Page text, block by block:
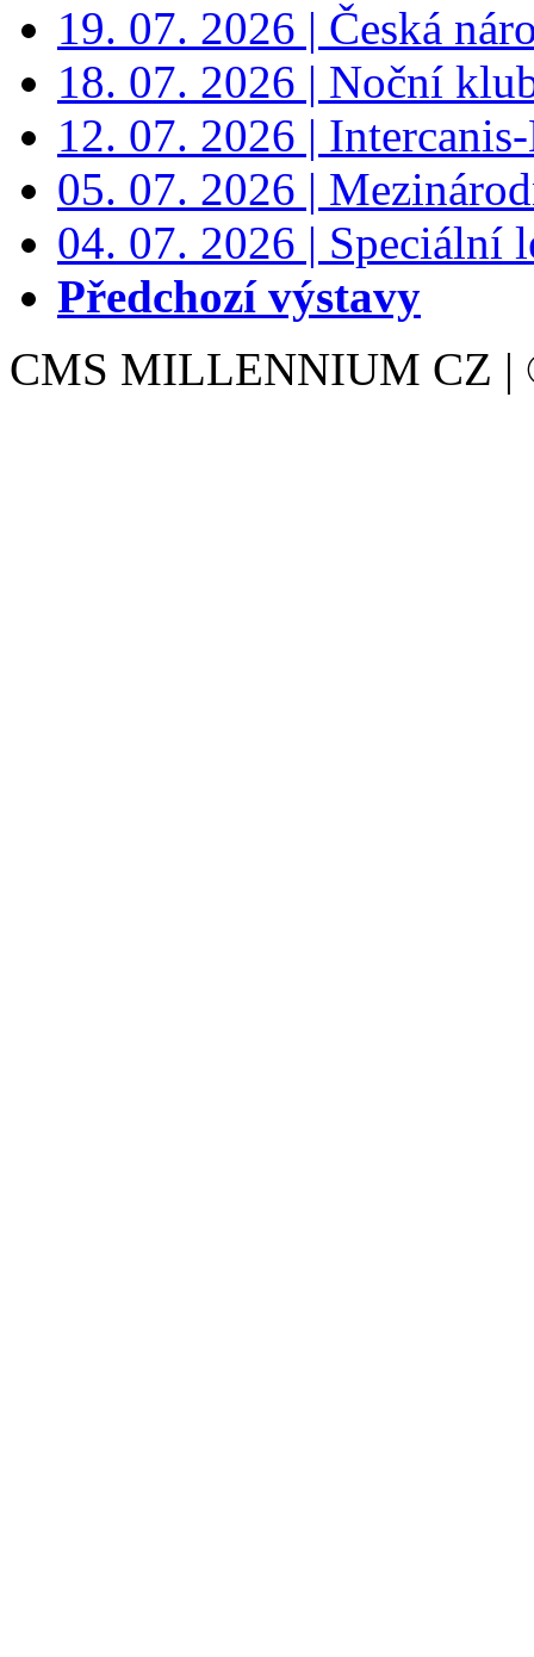
19. 07. 2026 | Česká
18. 07. 2026 | Noční
12. 07. 2026 |
05. 07. 2026 |
04. 07. 2026 | Speciální
Předchozí výstavy
CMS MILLENNIUM CZ |